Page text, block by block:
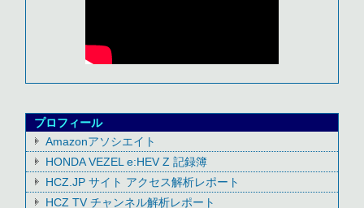
プロフィール
Amazonアソシエイト
HONDA VEZEL e:HEV Z 記録簿
HCZ.JP サイト アクセス解析レポート
HCZ TV チャンネル解析レポート